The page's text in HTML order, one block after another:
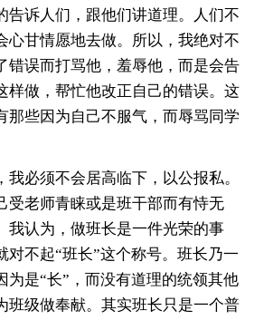
告诉人们，跟他们讲道理。人们不
心甘情愿地去做。所以，我绝对不
错误而打骂他，羞辱他，而是会告
样做，帮忙他改正自己的错误。这
那些因为自己不服气，而辱骂同学
我必须不会居高临下，以公报私。
受老师青睐或是班干部而有恃无
我认为，做班长是一件光荣的事
对不起“班长”这个称号。班长乃一
为是“长”，而没有道理的统领其他
班级做奉献。其实班长只是一个普